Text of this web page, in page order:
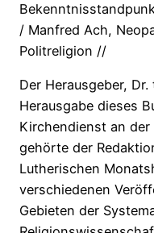
/ Manfred Ach,
Politreligion //
Der Herausgeber,
Herausgabe dieses
Kirchendienst an
gehörte der
Lutherischen
verschiedenen
Gebieten der